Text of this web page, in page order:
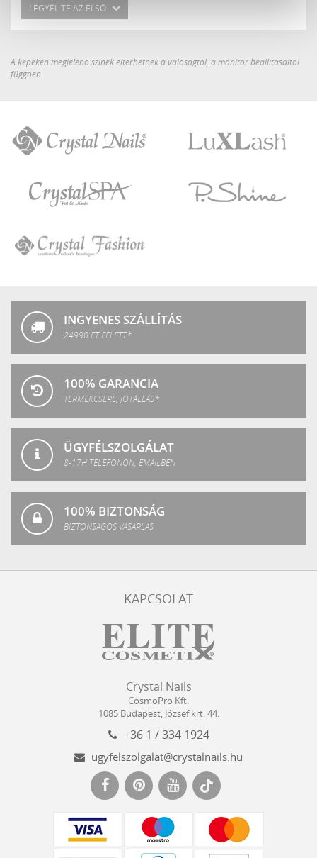
LEGYÉL TE AZ ELSŐ
A képeken megjelenő színek eltérhetnek a valóságtól, a monitor beállításaitól
függően.
SPA
INGYENES SZÁLLÍTÁS
24990 FT FELETT*
100% GARANCIA
TERMÉKCSERE, JÓTÁLLÁS*
ÜGYFÉLSZOLGÁLAT
8-17H TELEFONON, EMAILBEN
100% BIZTONSÁG
BIZTONSÁGOS VÁSÁRLÁS
KAPCSOLAT
Nails
Kft.
Crystal Nails
CosmoPro Kft.
1085 Budapest, József krt. 44.
+36 1 / 334 1924
ugyfelszolgalat@crystalnails.hu